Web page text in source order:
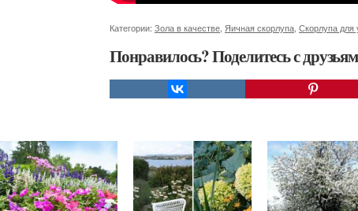
Категории: Зола в качестве Яичная скорлупа Скорлупа для
Понравилось? Поделитесь с